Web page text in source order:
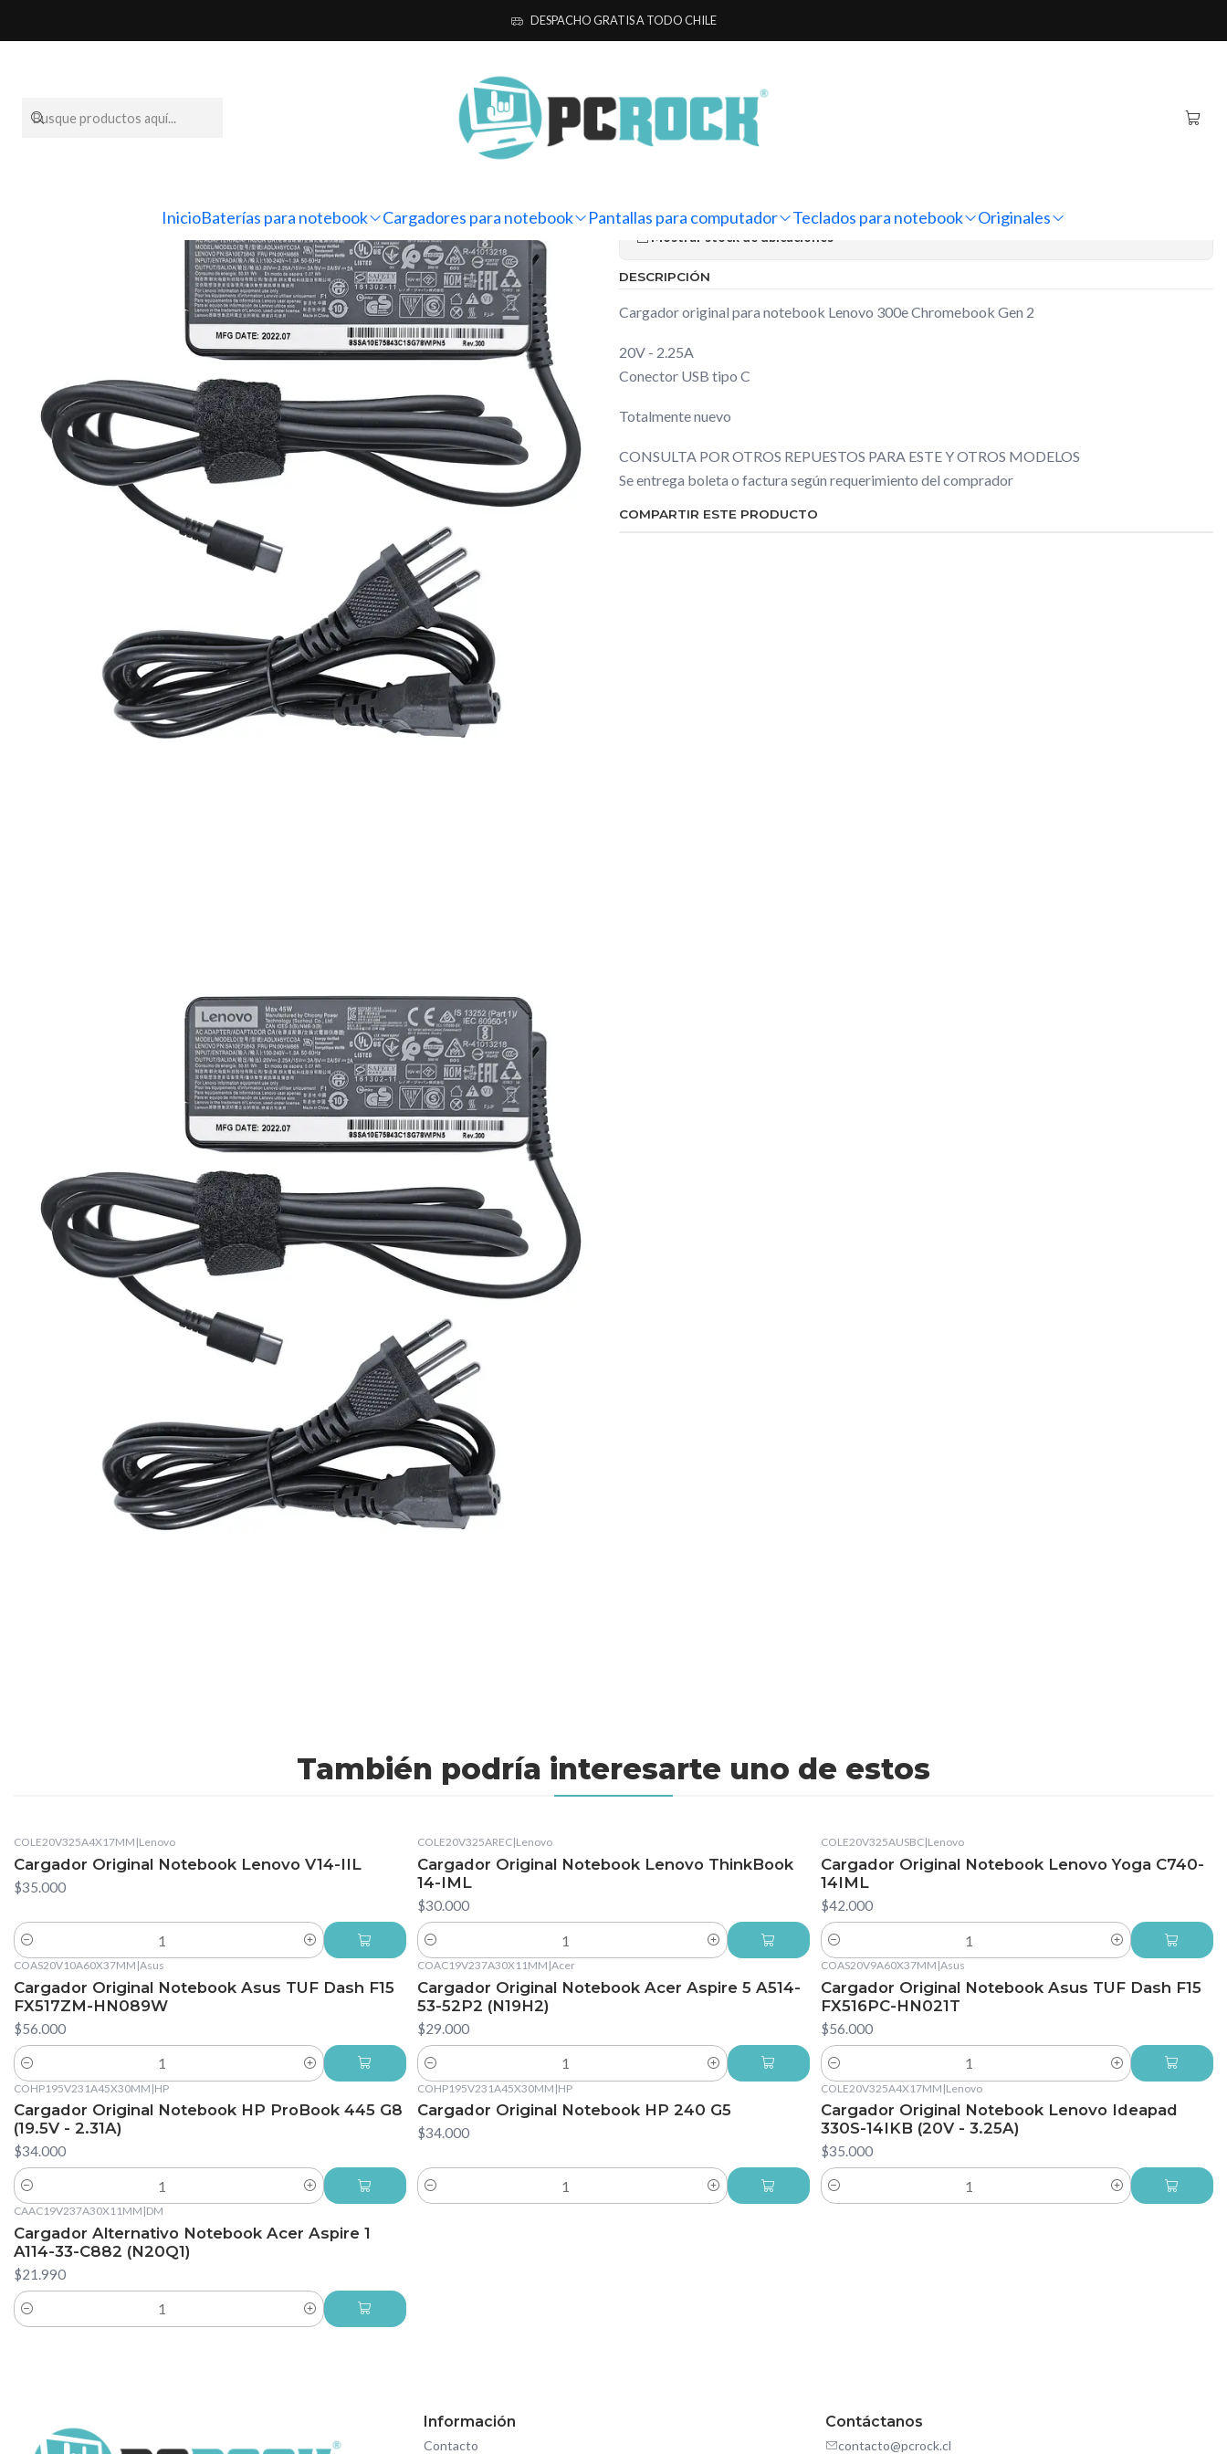
InicioBaterías para notebook Cargadores para notebook Pantallas para computador Teclados para notebook Originales
DESPACHO GRATIS A TODO CHILE
Originales Lenovo Cargador Original Notebook Lenovo 300e Chromebook Gen 2
Cargador Original Notebook Lenovo
300e Chromebook Gen 2
Mostrar stock de ubicaciones
DESCRIPCIÓN
Cargador original para notebook Lenovo 300e Chromebook Gen 2
20V - 2.25A
Conector USB tipo C
Totalmente nuevo
CONSULTA POR OTROS REPUESTOS PARA ESTE Y OTROS MODELOS
Se entrega boleta o factura según requerimiento del comprador
COMPARTIR ESTE PRODUCTO
También podría interesarte uno de estos
COLE20V325A4X17MM |Lenovo
Cargador Original Notebook Lenovo V14-IIL
$35.000
Cantidad
COLE20V325AREC|Lenovo
Cargador Original Notebook Lenovo ThinkBook
14-IML
$30.000
Cantidad
COLE20V325AUSBC|Lenovo
Cargador Original Notebook Lenovo Yoga C740-
14IML
$42.000
Cantidad
COAS20V10A60X37MM |Asus
Cargador Original Notebook Asus TUF Dash F15
FX517ZM-HN089W
$56.000
Cantidad
COAC19V237A30X11MM |Acer
Cargador Original Notebook Acer Aspire 5 A514-
53-52P2 (N19H2)
$29.000
Cantidad
COAS20V9A60X37MM |Asus
Cargador Original Notebook Asus TUF Dash F15
FX516PC-HN021T
$56.000
Cantidad
COHP195V231A45X30MM |HP
Cargador Original Notebook HP ProBook 445 G8
(19.5V - 2.31A)
$34.000
Cantidad
COHP195V231A45X30MM |HP
Cargador Original Notebook HP 240 G5
$34.000
Cantidad
COLE20V325A4X17MM |Lenovo
Cargador Original Notebook Lenovo Ideapad
330S-14IKB (20V - 3.25A)
$35.000
Cantidad
CAAC19V237A30X11MM |DM
Cargador Alternativo Notebook Acer Aspire 1
A114-33-C882 (N20Q1)
$21.990
Cantidad
Información
Contacto
Contáctanos
contacto@pcrock.cl